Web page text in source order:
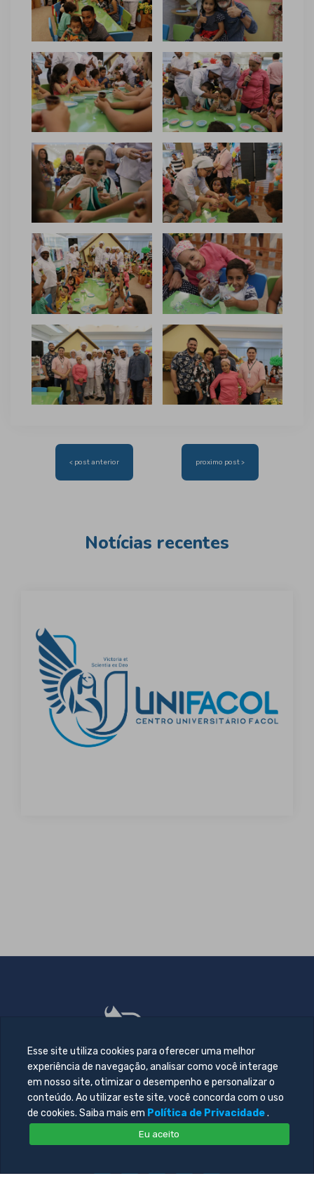
Navegação
< post anterior proximo post >
Notícias recentes
Esse site utiliza cookies para oferecer uma melhor
experiência de navegação, analisar como você interage
em nosso site, otimizar o desempenho e personalizar o
conteúdo. Ao utilizar este site, você concorda com o uso
de cookies. Saiba mais em Política de Privacidade .
Eu aceito